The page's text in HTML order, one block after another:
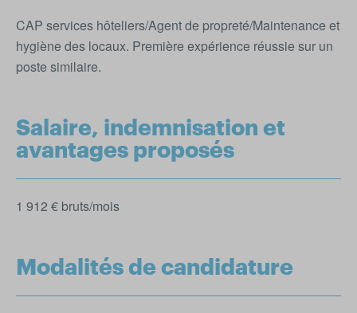
CAP services hôteliers/Agent de propreté/Maintenance et
hygiène des locaux. Première expérience réussie sur un
poste similaire.
Salaire, indemnisation et
avantages proposés
1 912 € bruts/mois
Modalités de candidature